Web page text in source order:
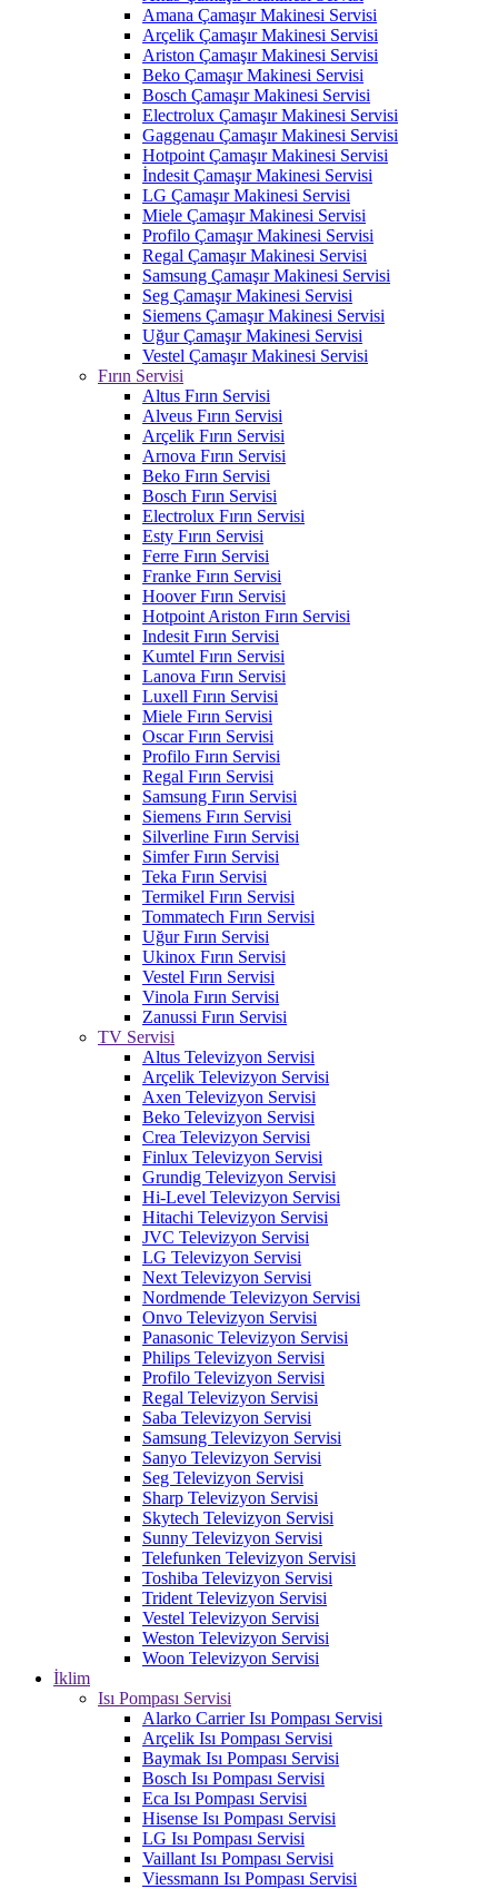
Amana Çamaşır Makinesi Servisi
Arçelik Çamaşır Makinesi Servisi
Ariston Çamaşır Makinesi Servisi
Beko Çamaşır Makinesi Servisi
Bosch Çamaşır Makinesi Servisi
Electrolux Çamaşır Makinesi Servisi
Gaggenau Çamaşır Makinesi Servisi
Hotpoint Çamaşır Makinesi Servisi
İndesit Çamaşır Makinesi Servisi
LG Çamaşır Makinesi Servisi
Miele Çamaşır Makinesi Servisi
Profilo Çamaşır Makinesi Servisi
Regal Çamaşır Makinesi Servisi
Samsung Çamaşır Makinesi Servisi
Seg Çamaşır Makinesi Servisi
Siemens Çamaşır Makinesi Servisi
Uğur Çamaşır Makinesi Servisi
Vestel Çamaşır Makinesi Servisi
Fırın Servisi
Altus Fırın Servisi
Alveus Fırın Servisi
Arçelik Fırın Servisi
Arnova Fırın Servisi
Beko Fırın Servisi
Bosch Fırın Servisi
Electrolux Fırın Servisi
Esty Fırın Servisi
Ferre Fırın Servisi
Franke Fırın Servisi
Hoover Fırın Servisi
Hotpoint Ariston Fırın Servisi
Indesit Fırın Servisi
Kumtel Fırın Servisi
Lanova Fırın Servisi
Luxell Fırın Servisi
Miele Fırın Servisi
Oscar Fırın Servisi
Profilo Fırın Servisi
Regal Fırın Servisi
Samsung Fırın Servisi
Siemens Fırın Servisi
Silverline Fırın Servisi
Simfer Fırın Servisi
Teka Fırın Servisi
Termikel Fırın Servisi
Tommatech Fırın Servisi
Uğur Fırın Servisi
Ukinox Fırın Servisi
Vestel Fırın Servisi
Vinola Fırın Servisi
Zanussi Fırın Servisi
TV Servisi
Altus Televizyon Servisi
Arçelik Televizyon Servisi
Axen Televizyon Servisi
Beko Televizyon Servisi
Crea Televizyon Servisi
Finlux Televizyon Servisi
Grundig Televizyon Servisi
Hi-Level Televizyon Servisi
Hitachi Televizyon Servisi
JVC Televizyon Servisi
LG Televizyon Servisi
Next Televizyon Servisi
Nordmende Televizyon Servisi
Onvo Televizyon Servisi
Panasonic Televizyon Servisi
Philips Televizyon Servisi
Profilo Televizyon Servisi
Regal Televizyon Servisi
Saba Televizyon Servisi
Samsung Televizyon Servisi
Sanyo Televizyon Servisi
Seg Televizyon Servisi
Sharp Televizyon Servisi
Skytech Televizyon Servisi
Sunny Televizyon Servisi
Telefunken Televizyon Servisi
Toshiba Televizyon Servisi
Trident Televizyon Servisi
Vestel Televizyon Servisi
Weston Televizyon Servisi
Woon Televizyon Servisi
İklim
Isı Pompası Servisi
Alarko Carrier Isı Pompası Servisi
Arçelik Isı Pompası Servisi
Baymak Isı Pompası Servisi
Bosch Isı Pompası Servisi
Eca Isı Pompası Servisi
Hisense Isı Pompası Servisi
LG Isı Pompası Servisi
Vaillant Isı Pompası Servisi
Viessmann Isı Pompası Servisi